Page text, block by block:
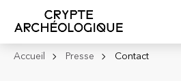
Accueil Presse Contact